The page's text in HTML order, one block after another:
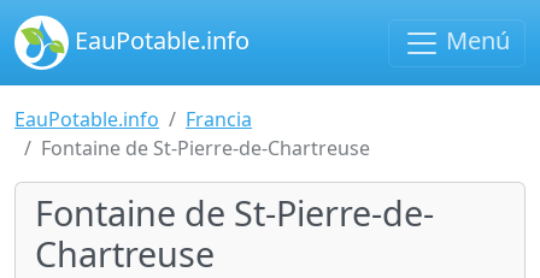
EauPotable.info Menú
EauPotable.info
Francia
Fontaine de St-Pierre-de-Chartreuse
Fontaine de St-Pierre-de-
Chartreuse